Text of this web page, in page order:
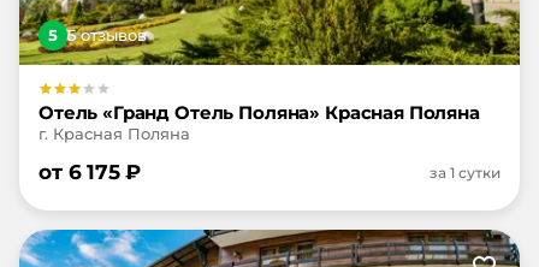
5 5отзывов
Отель «Гранд Отель Поляна» Красная Поляна
г. Красная Поляна
от 6 175₽ за 1 сутки